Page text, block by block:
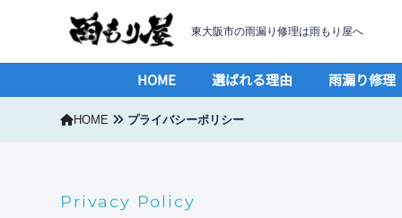
東大阪市の雨漏り修理は雨もり屋へ
HOME 選ばれる理由 雨漏り修理
HOME プライバシーポリシー
Privacy Policy